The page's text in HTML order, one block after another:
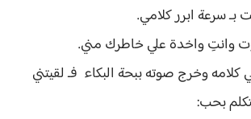
بـ سرعة ابرر كلامي.
وانتِ واخدة علي خاطرك مني.
كلامه وخرج صوته ببحة البكاء فـ لقيتني
بحب: